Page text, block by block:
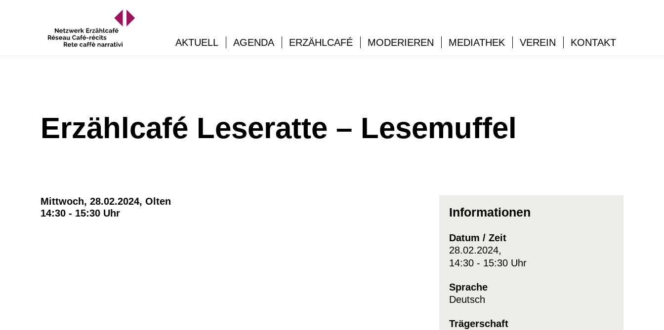
AKTUELL AGENDA ERZÄHLCAFÉ MODERIEREN MEDIATHEK VEREIN KONTAKT
Erzählcafé Leseratte – Lesemuffel
Mittwoch, 28.02.2024, Olten
14:30 - 15:30 Uhr
Informationen
Datum / Zeit
28.02.2024,
14:30 - 15:30 Uhr
Sprache
Deutsch
Trägerschaft